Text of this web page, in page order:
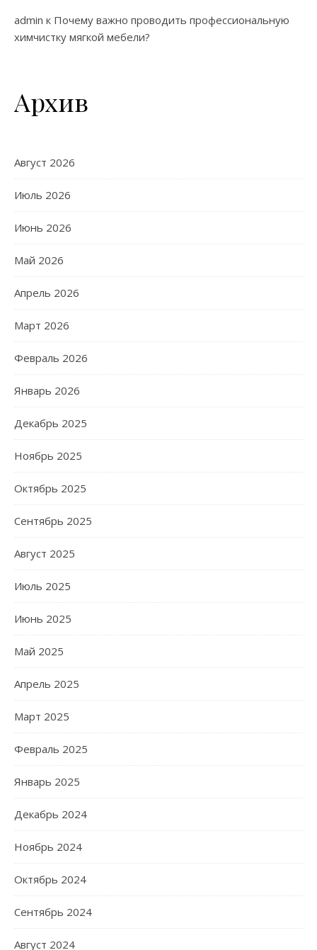
admin к Почему важно проводить профессиональную
химчистку мягкой мебели?
Архив
Август 2026
Июль 2026
Июнь 2026
Май 2026
Апрель 2026
Март 2026
Февраль 2026
Январь 2026
Декабрь 2025
Ноябрь 2025
Октябрь 2025
Сентябрь 2025
Август 2025
Июль 2025
Июнь 2025
Май 2025
Апрель 2025
Март 2025
Февраль 2025
Январь 2025
Декабрь 2024
Ноябрь 2024
Октябрь 2024
Сентябрь 2024
Август 2024